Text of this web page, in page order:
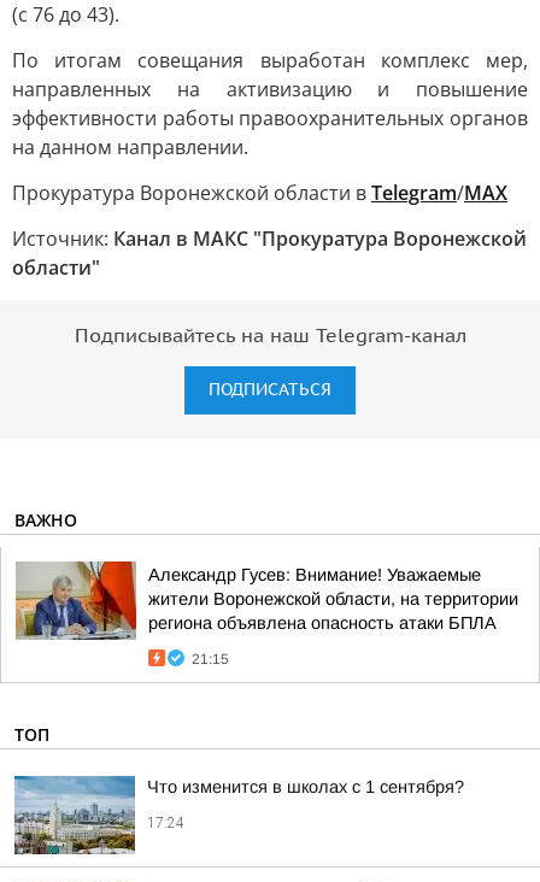
(с 76 до 43).
По итогам совещания выработан комплекс мер,
направленных на активизацию и повышение
эффективности работы правоохранительных органов
на данном направлении.
Прокуратура Воронежской области вTelegram/MAX
Источник: Канал в МАКС "Прокуратура Воронежской
области"
Подписывайтесь на наш Telegram-канал
ПОДПИСАТЬСЯ
ВАЖНО
Александр Гусев: Внимание! Уважаемые
жители Воронежской области, на территории
региона объявлена опасность атаки БПЛА
21:15
ТОП
Что изменится в школах с 1 сентября?
17:24